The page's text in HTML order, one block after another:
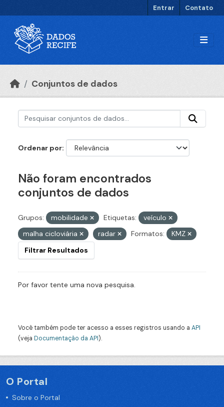
Entrar Contato
Conjuntos de dados
Ordenar por
Não foram encontrados
conjuntos de dados
Grupos: mobilidade Etiquetas:
veículo
malha cicloviária
radar Formatos:
KMZ
Filtrar Resultados
Por favor tente uma nova pesquisa.
Você também pode ter acesso a esses registros usando a API
(veja Documentação da API).
O Portal
Sobre o Portal